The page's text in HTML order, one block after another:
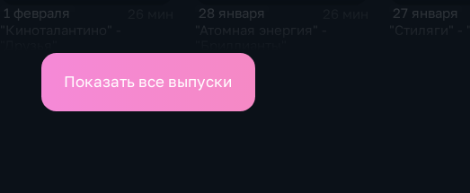
1 февраля 28 января 27 января
Показать все выпуски